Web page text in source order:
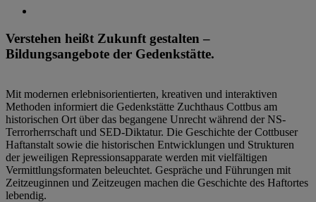
Verstehen heißt Zukunft gestalten –
Bildungsangebote der Gedenkstätte.
Mit modernen erlebnisorientierten, kreativen und interaktiven
Methoden informiert die Gedenkstätte Zuchthaus Cottbus am
historischen Ort über das begangene Unrecht während der NS-
Terrorherrschaft und SED-Diktatur. Die Geschichte der Cottbuser
Haftanstalt sowie die historischen Entwicklungen und Strukturen
der jeweiligen Repressionsapparate werden mit vielfältigen
Vermittlungsformaten beleuchtet. Gespräche und Führungen mit
Zeitzeuginnen und Zeitzeugen machen die Geschichte des Haftortes
lebendig.